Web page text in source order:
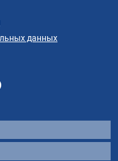
данных